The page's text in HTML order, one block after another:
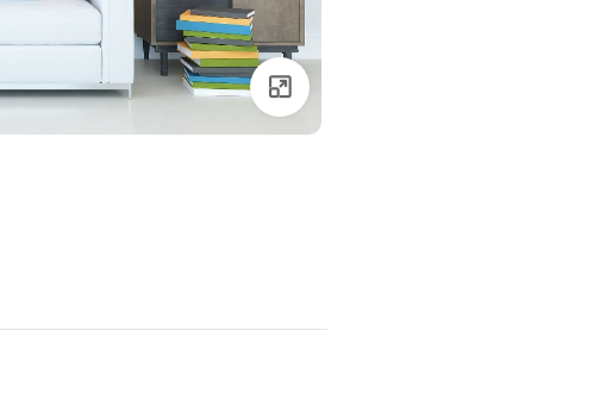
Click to enlarge